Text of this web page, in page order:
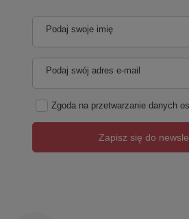
Podaj swoje imię
Podaj swój adres e-mail
Zgoda na przetwarzanie danych
Zapisz się do